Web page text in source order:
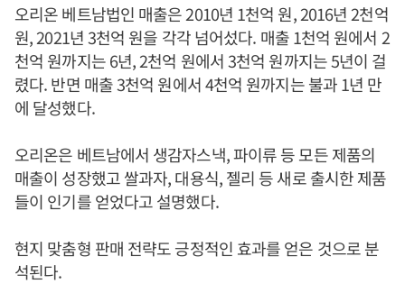
오리온 베트남법인 매출은 2010년 1천억 원, 2016년 2천억
원, 2021년 3천억 원을 각각 넘어섰다. 매출 1천억 원에서 2
천억 원까지는 6년, 2천억 원에서 3천억 원까지는 5년이 걸
렸다. 반면 매출 3천억 원에서 4천억 원까지는 불과 1년 만
에 달성했다.
오리온은 베트남에서 생감자스낵, 파이류 등 모든 제품의
매출이 성장했고 쌀과자, 대용식, 젤리 등 새로 출시한 제품
들이 인기를 얻었다고 설명했다.
현지 맞춤형 판매 전략도 긍정적인 효과를 얻은 것으로 분
석된다.